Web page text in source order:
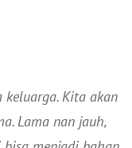
Kita akan
Lama nan jauh,